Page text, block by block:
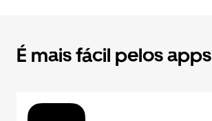
É mais fácil pelos apps